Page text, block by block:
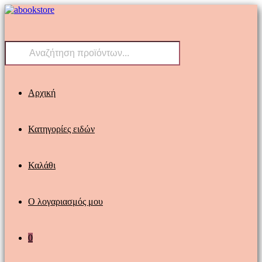
Skip
Products
Αρχική
Κατηγορίες ειδών
Καλάθι
Ο λογαριασμός μου
0